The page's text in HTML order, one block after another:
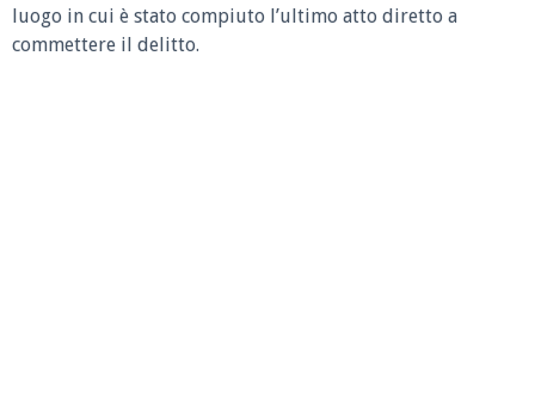
luogo in cui è stato compiuto l’ultimo atto diretto a
commettere il delitto.